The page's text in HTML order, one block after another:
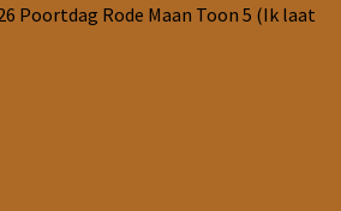
Poortdag Rode Maan Toon 5 (Ik laat